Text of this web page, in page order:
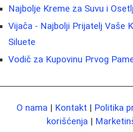
Najbolje Kreme za Suvu i
Vijača - Najbolji Prijatelj Vaše
Siluete
Vodič za Kupovinu Prvog
O nama | Kontakt | Politika
korišćenja |